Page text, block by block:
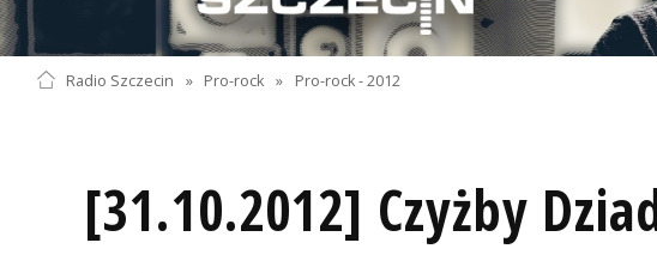
Radio Szczecin » Pro-rock » Pro-rock - 2012
[31.10.2012] Czyżby